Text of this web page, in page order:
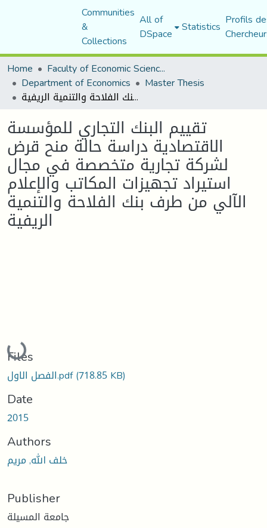
Communities
&
Collections
All of
DSpace Statistics Profils
Home
Faculty of Economic Sciences, Commerce and Management Sciences
Department of Economics Master Thesis
تقييم البنك التجاري للمؤسسة الاقتصادية دراسة حالة منح قرض لشركة تجارية متخصصة في مجال استيراد تجهيزات المكاتب والإعلام الآلي من طرف بنك الفلاحة والتنمية الريفية
تقييم البنك التجاري للمؤسسة
الاقتصادية دراسة حالة منح قرض
لشركة تجارية متخصصة في مجال
استيراد تجهيزات المكاتب والإعلام
الآلي من طرف بنك الفلاحة والتنمية
الريفية
Loading...
Files
الفصل الاول.pdf(718.85 KB)
Date
2015
Authors
خلف الله, مريم
Publisher
جامعة المسيلة